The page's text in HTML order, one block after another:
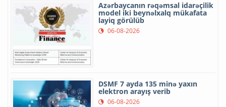
Azərbaycanın rəqəmsal idarəçilik
model iki beynəlxalq mükafata
layiq görülüb
06-08-2026
DSMF 7 ayda 135 minə yaxın
elektron arayış verib
06-08-2026